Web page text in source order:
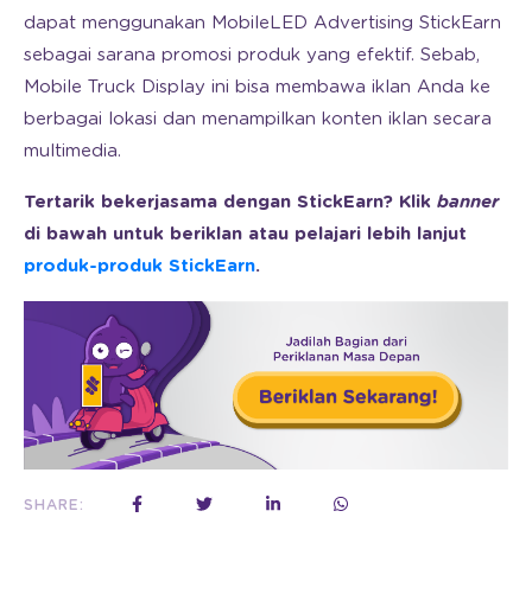
dapat menggunakan MobileLED Advertising StickEarn
sebagai sarana promosi produk yang efektif. Sebab,
Mobile Truck Display ini bisa membawa iklan Anda ke
berbagai lokasi dan menampilkan konten iklan secara
multimedia.
Tertarik bekerjasama dengan StickEarn? Klik banner
di bawah untuk beriklan atau pelajari lebih lanjut
produk-produk StickEarn.
SHARE: